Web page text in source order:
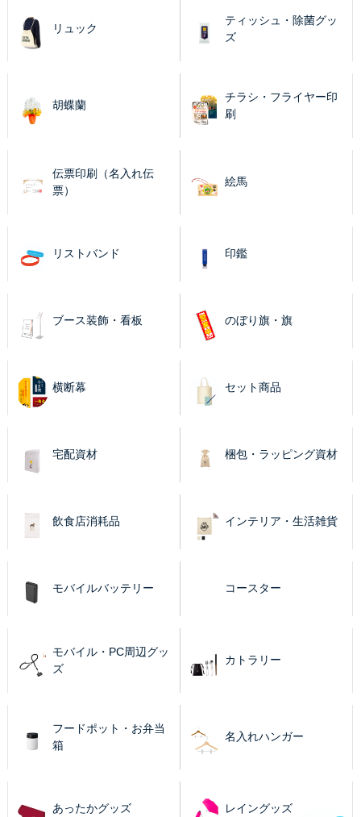
リュック
ティッシュ・除菌グッ
ズ
胡蝶蘭
チラシ・フライヤー印
刷
伝票印刷（名入れ伝
票）
絵馬
リストバンド 印鑑
ブース装飾・看板 のぼり旗・旗
横断幕 セット商品
宅配資材 梱包・ラッピング資材
飲食店消耗品 インテリア・生活雑貨
モバイルバッテリー コースター
モバイル・PC周辺グッ
ズ
カトラリー
フードポット・お弁当
箱
名入れハンガー
あったかグッズ
レイングッズ